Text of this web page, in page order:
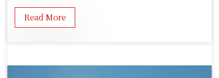
Read More